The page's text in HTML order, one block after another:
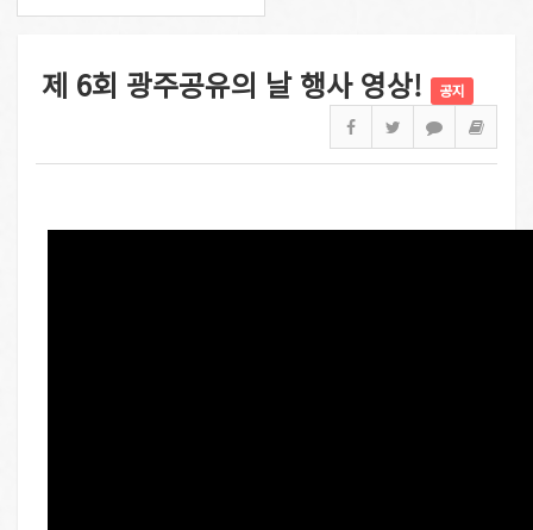
제 6회 광주공유의 날 행사 영상! 공지